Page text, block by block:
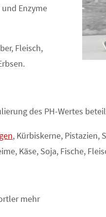
Enzyme
Fleisch,
des PH-Wertes
, Kürbiskerne, Pistazien,
Käse, Soja, Fische,
mehr